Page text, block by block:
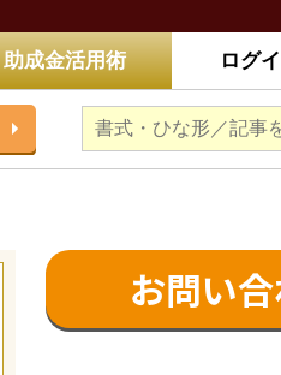
助成金活用術 ログ
お問い